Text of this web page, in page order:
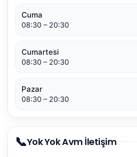
Cuma
08:30 – 20:30
Cumartesi
08:30 – 20:30
Pazar
08:30 – 20:30
📞Yok Yok Avm İletişim